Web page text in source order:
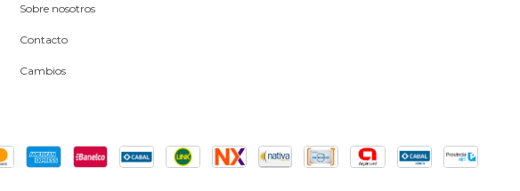
Sobre nosotros
Contacto
Cambios